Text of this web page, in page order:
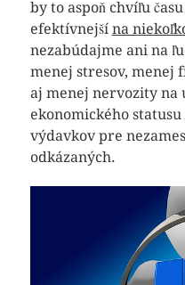
by to aspoň chvíľu
efektívnejší na
nezabúdajme ani na
menej stresov, menej
aj menej nervozity na
ekonomického
výdavkov pre
odkázaných.